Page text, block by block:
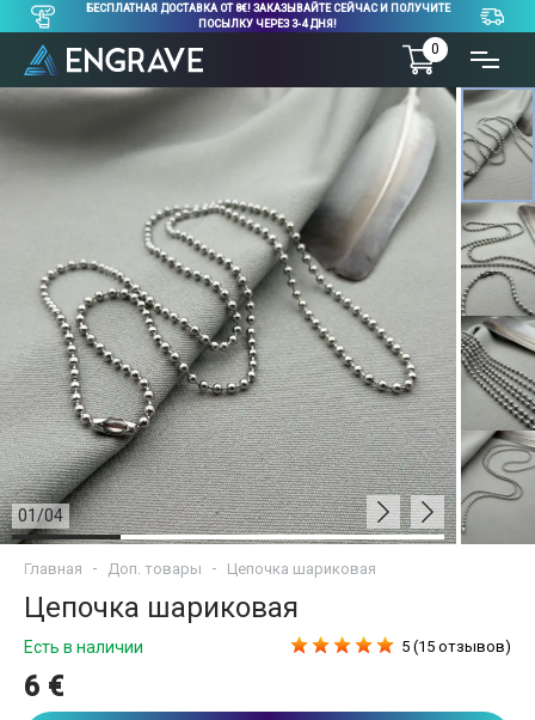
БЕСПЛАТНАЯ ДОСТАВКА ОТ 8€! ЗАКАЗЫВАЙТЕ СЕЙЧАС И ПОЛУЧИТЕ
ПОСЫЛКУ ЧЕРЕЗ 3-4 ДНЯ!
0
01 /04
Главная Доп. товары Цепочка шариковая
Цепочка шариковая
Есть в наличии
6 €
5 (15 отзывов)